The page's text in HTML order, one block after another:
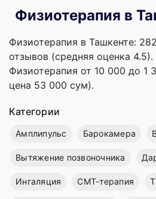
Физиотерапия в
Физиотерапия в Ташкенте:
отзывов (средняя оценка 4.5).
Физиотерапия от 10 000 до 1
цена 53 000 сум).
Категории
Амплипульс Барокамера
Вытяжение позвоночника
Ингаляция СМТ-терапия